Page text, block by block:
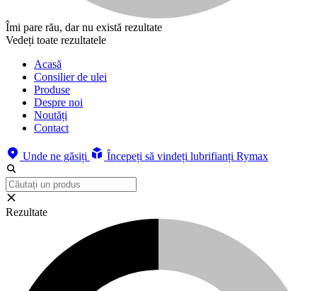
Îmi pare rău, dar nu există rezultate
Vedeți toate rezultatele
Acasă
Consilier de ulei
Produse
Despre noi
Noutăți
Contact
Unde ne găsiți Începeți să vindeți lubrifianți Rymax
Rezultate